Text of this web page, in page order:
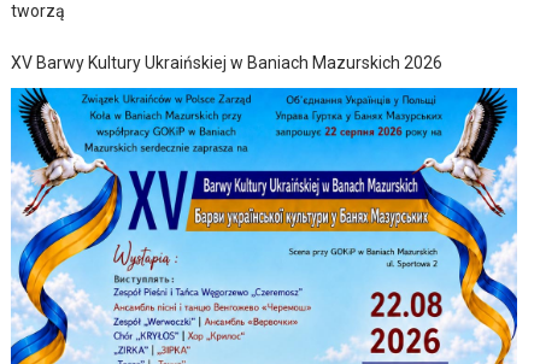
tworzą
XV Barwy Kultury Ukraińskiej w Baniach Mazurskich 2026